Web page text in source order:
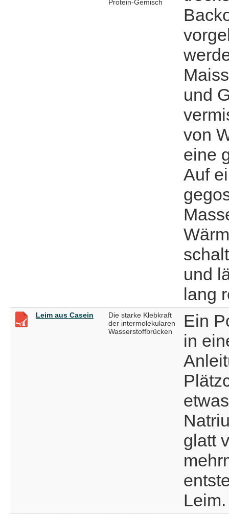
Protein-Gemisch
und
von
eine
Auf
und
lang
Leim aus Casein
Die starke Klebkraft
der intermolekularen
Wasserstoffbrücken
Ein
in
etwas
glatt
Leim.